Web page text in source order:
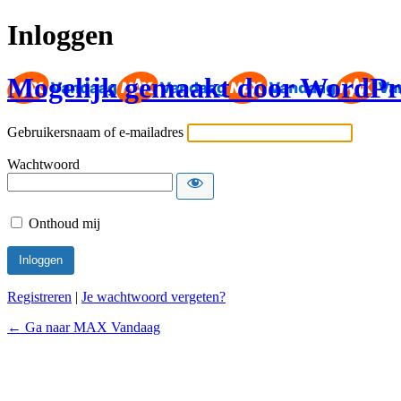
Inloggen
Mogelijk gemaakt door
Gebruikersnaam of e-mailadres
Wachtwoord
Onthoud mij
Registreren | Je wachtwoord vergeten?
← Ga naar MAX Vandaag